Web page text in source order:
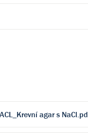
agar s NaCl.pd